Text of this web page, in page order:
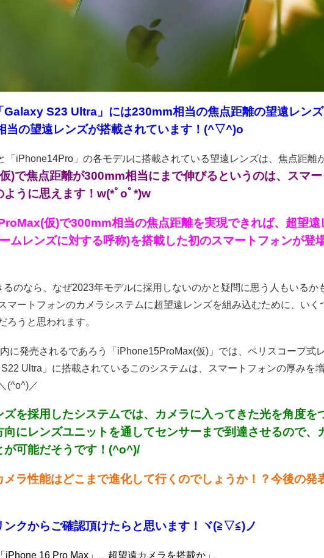
Galaxy S23 Ultra」には230mm相当の焦点距離の望遠レン
当の望遠レンズが搭載されています！(^▽^)o
「iPhone14Pro」の各モデルに搭載されている望遠レンズは、焦点距離
)で焦点距離が300mm相当にまで伸びるというのは、スマ
ように思えます！w(*ﾟoﾟ*)w
仮)で300mm相当の焦点距離を実現できれば、超望遠
ムレンズに対する呼称)を搭載した初のスマートフォンが登
のなら、なぜ2023年モデルに採用しないのかと疑問に思う人もいるか
マートフォンのカメラシステムに超望遠レンズを組み込むために、いく
ろうと思われます。
に発売されるであろう「iPhone15ProMax(仮)」では、ペリスコープ式
Ultra」に搭載されているこのシステムは、スマートフォンの厚みを
(^o^)／
を採用したシステムでは、カメラに入ってきた光を角度を
にレンズユニットを通してセンサーまで到達させるので、
が可能だそうです！(^o^)/
メラ性能はどこまで進化して行くのでしょうか！？今後の発
ンクからご確認頂けたらと思います！ヾ(≧▽≦)ノ
iPhone 16 Pro Max」、超望遠カメラを搭載か」